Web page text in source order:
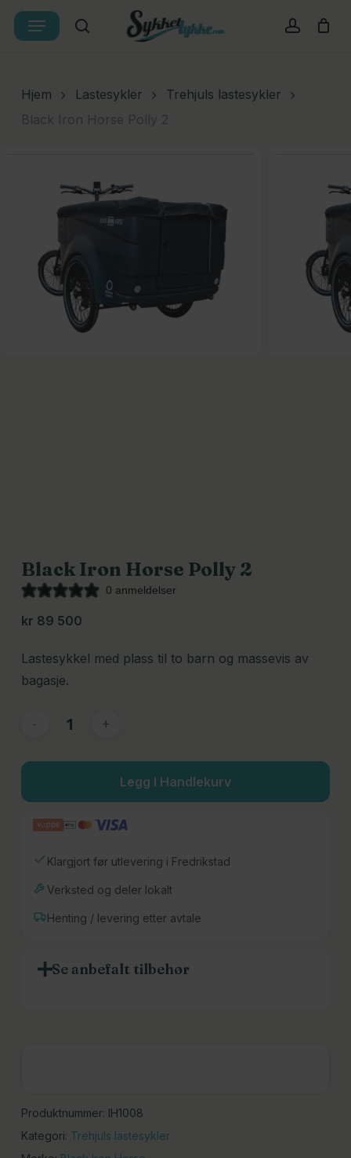
Skip
Products
search
search account
Menu
Cart
Close
Hjem Lastesykler
Trehjuls lastesykler
Black Iron Horse Polly 2
Black Iron Horse Polly 2
0 anmeldelser
kr 89 500
Lastesykkel med plass til to barn og massevis av
bagasje.
Legg I Handlekurv
Klargjort før utlevering i Fredrikstad
Verksted og deler lokalt
Henting / levering etter avtale
Se anbefalt tilbehør
Produktnummer: IH1008
Kategori: Trehjuls lastesykler